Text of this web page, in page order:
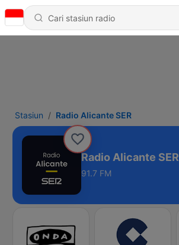
Stasiun Radio Alicante SER
Radio Alicante SER
91.7 FM